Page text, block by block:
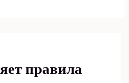
правила